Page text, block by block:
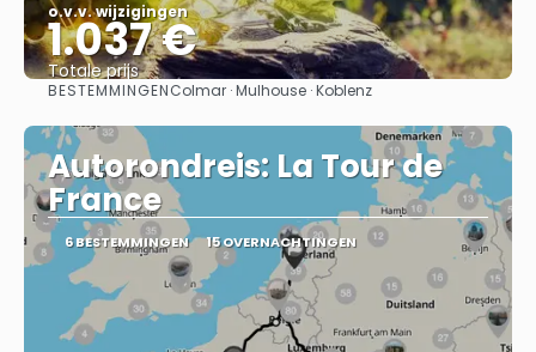
o.v.v. wijzigingen
1.037 €
Totale prijs
Bekijk
BESTEMMINGENColmar · Mulhouse · Koblenz
Autorondreis: La Tour de
France
6 BESTEMMINGEN 15 OVERNACHTINGEN